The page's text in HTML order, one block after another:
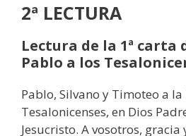
2ª LECTURA
Lectura de la 1ª carta
Pablo a los
Pablo, Silvano y Timoteo a
Tesalonicenses, en Dios
Jesucristo. A vosotros, gracia